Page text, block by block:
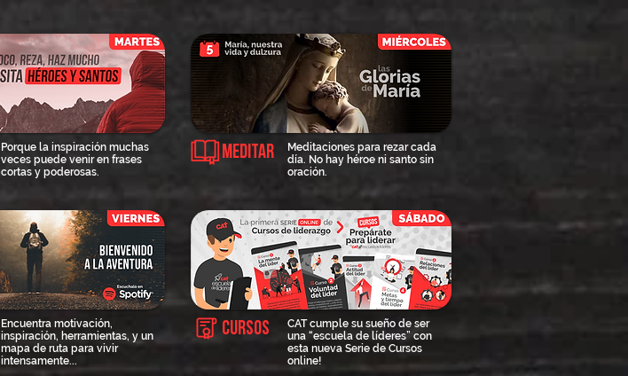
Porque la inspiración muchas
veces puede venir en frases
cortas y poderosas.
Encuentra motivación,
inspiración, herramientas, y un
mapa de ruta para vivir
intensamente...
Meditaciones para rezar cada
día. No hay héroe ni santo sin
oración.
Meditar
CAT cumple su sueño de ser
una “escuela de líderes” con
esta nueva Serie de Cursos
online!
Cursos